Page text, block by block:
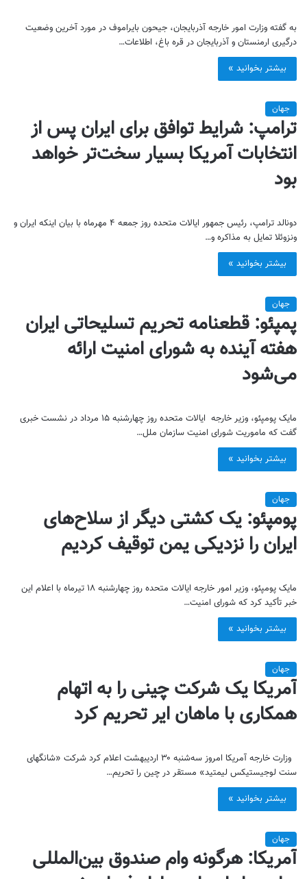
به گفته وزارت امور خارجه آذربایجان، جیحون بایراموف در مورد آخرین وضعیت
درگیری ارمنستان و آذربایجان در قره باغ، اطلاعات…
بیشتر بخوانید »
جهان
ترامپ: شرایط توافق برای ایران پس از
انتخابات آمریکا بسیار سخت‌تر خواهد
بود
دونالد ترامپ، رئیس جمهور ایالات متحده روز جمعه ۴ مهرماه با بیان اینکه ایران و
ونزوئلا تمایل به مذاکره و…
بیشتر بخوانید »
جهان
پمپئو: قطعنامه تحریم تسلیحاتی ایران
هفته آینده به شورای امنیت ارائه
می‌شود
مایک پومپئو، وزیر خارجه ایالات متحده روز چهارشنبه ۱۵ مرداد در نشست خبری
گفت که ماموریت شورای امنیت سازمان ملل…
بیشتر بخوانید »
جهان
پومپئو: یک کشتی دیگر از سلاح‌های
ایران را نزدیکی یمن توقیف کردیم
مایک پومپئو، وزیر امور خارجه ایالات متحده روز چهارشنبه ۱۸ تیرماه با اعلام این
خبر تأکید کرد که شورای امنیت…
بیشتر بخوانید »
جهان
آمریکا یک شرکت چینی را به اتهام
همکاری با ماهان‌ ایر تحریم کرد
وزارت خارجه آمریکا امروز سه‌شنبه ۳۰ اردیبهشت اعلام کرد شرکت «شانگهای
سنت لوجیستیکس لیمتید» مستقر در چین را تحریم…
بیشتر بخوانید »
جهان
آمریکا: هرگونه وام صندوق بین‌المللی